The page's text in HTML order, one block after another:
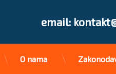
Tel:
email:
O nama